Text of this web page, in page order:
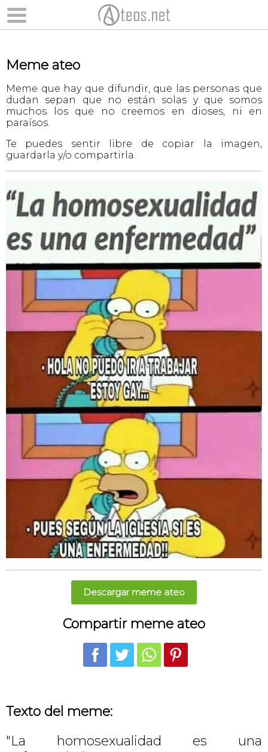
Meme ateo
Meme que hay que difundir, que las personas que
dudan sepan que no están solas y que somos
muchos los que no creemos en dioses, ni en
paraísos.
Te puedes sentir libre de copiar la imagen,
guardarla y/o compartirla.
Descargar meme ateo
Compartir meme ateo
Texto del meme:
"La homosexualidad es una